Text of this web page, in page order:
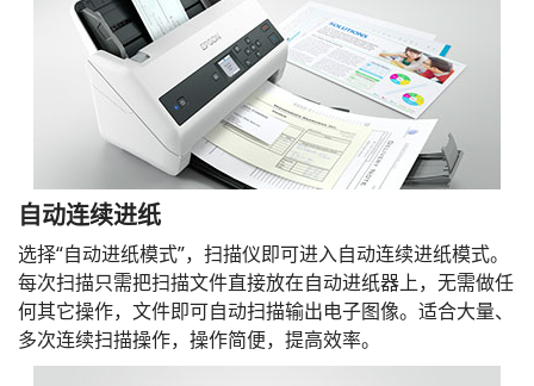
自动连续进纸
选择“自动进纸模式”，扫描仪即可进入自动连续进纸模式。
每次扫描只需把扫描文件直接放在自动进纸器上，无需做任
何其它操作，文件即可自动扫描输出电子图像。适合大量、
多次连续扫描操作，操作简便，提高效率。